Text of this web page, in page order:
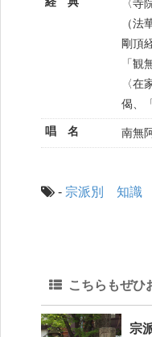
〈寺
（法
剛頂
「観
〈在
偈、
唱 名 南無
- 宗派別 知識
こちらもぜひ
宗